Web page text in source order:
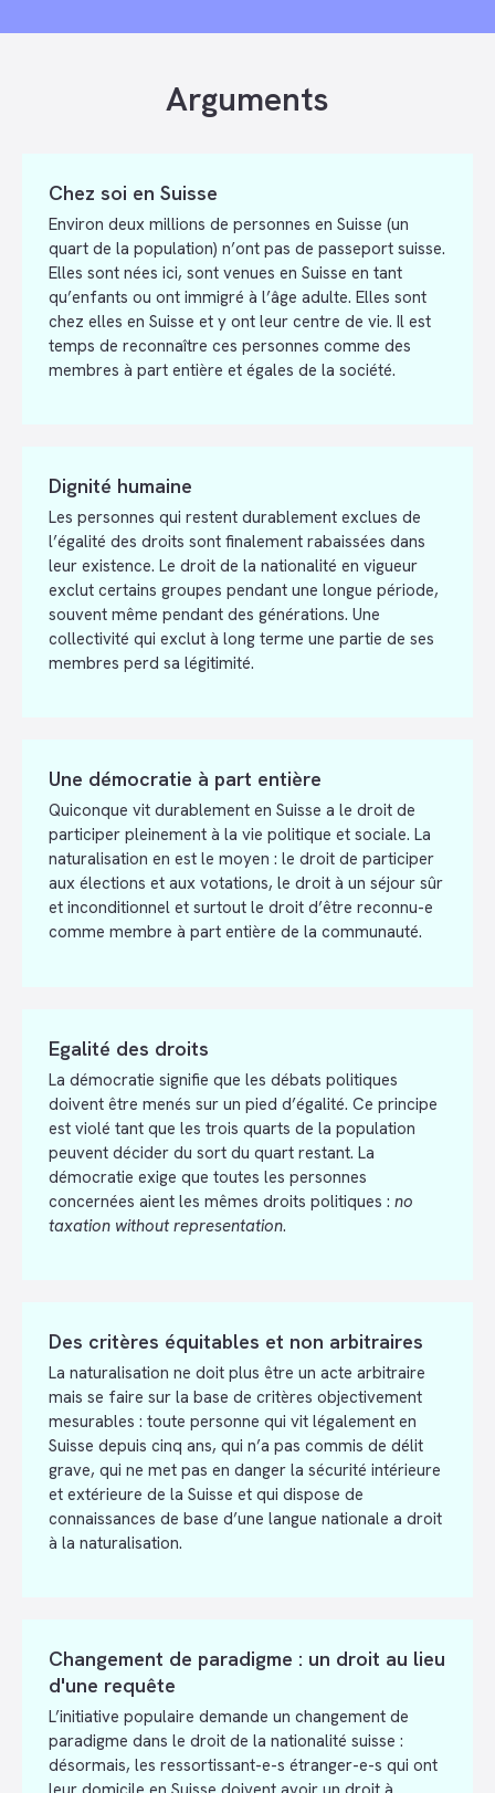
Arguments
Chez soi en Suisse
Environ deux millions de personnes en Suisse (un
quart de la population) n’ont pas de passeport suisse.
Elles sont nées ici, sont venues en Suisse en tant
qu’enfants ou ont immigré à l’âge adulte. Elles sont
chez elles en Suisse et y ont leur centre de vie. Il est
temps de reconnaître ces personnes comme des
membres à part entière et égales de la société.
Dignité humaine
Les personnes qui restent durablement exclues de
l’égalité des droits sont finalement rabaissées dans
leur existence. Le droit de la nationalité en vigueur
exclut certains groupes pendant une longue période,
souvent même pendant des générations. Une
collectivité qui exclut à long terme une partie de ses
membres perd sa légitimité.
Une démocratie à part entière
Quiconque vit durablement en Suisse a le droit de
participer pleinement à la vie politique et sociale. La
naturalisation en est le moyen : le droit de participer
aux élections et aux votations, le droit à un séjour sûr
et inconditionnel et surtout le droit d’être reconnu-e
comme membre à part entière de la communauté.
Egalité des droits
La démocratie signifie que les débats politiques
doivent être menés sur un pied d’égalité. Ce principe
est violé tant que les trois quarts de la population
peuvent décider du sort du quart restant. La
démocratie exige que toutes les personnes
concernées aient les mêmes droits politiques : no
taxation without representation.
Des critères équitables et non arbitraires
La naturalisation ne doit plus être un acte arbitraire
mais se faire sur la base de critères objectivement
mesurables : toute personne qui vit légalement en
Suisse depuis cinq ans, qui n’a pas commis de délit
grave, qui ne met pas en danger la sécurité intérieure
et extérieure de la Suisse et qui dispose de
connaissances de base d’une langue nationale a droit
à la naturalisation.
Changement de paradigme : un droit au lieu
d'une requête
L’initiative populaire demande un changement de
paradigme dans le droit de la nationalité suisse :
désormais, les ressortissant-e-s étranger-e-s qui ont